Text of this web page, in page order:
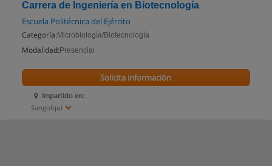
Carrera de Ingeniería en Biotecnología
Escuela Politécnica del Ejército
Categoría: Microbiología/Biotecnología
Modalidad: Presencial
Impartido en:
Sangolquí
Solicita información